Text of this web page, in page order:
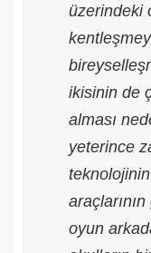
üzerindeki
ikisinin de
alması
yeterince
oyun